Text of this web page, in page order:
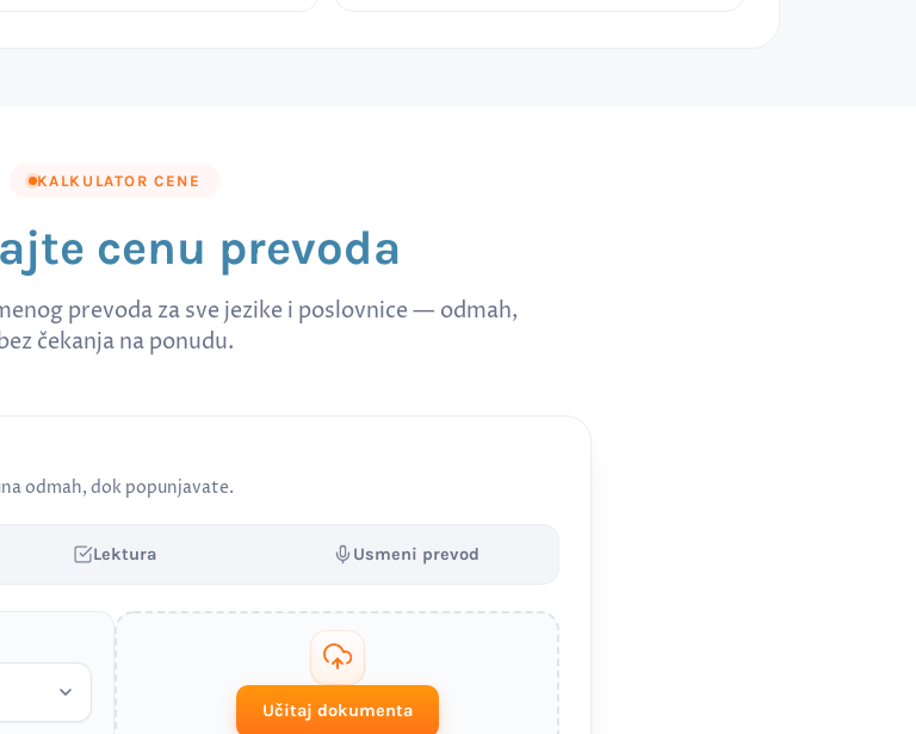
KALKULATOR CENE
cenu prevoda
prevoda za sve jezike i poslovnice — odmah,
čekanja na ponudu.
odmah, dok popunjavate.
Lektura Usmeni prevod
Učitaj dokumenta